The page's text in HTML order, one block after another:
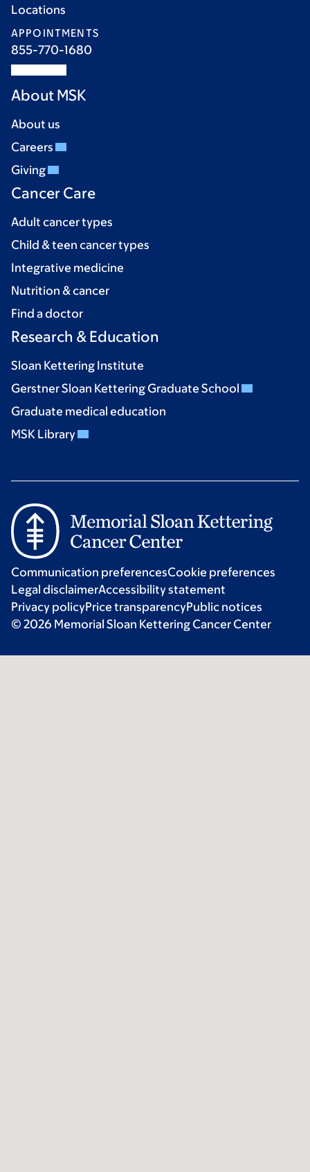
Locations
APPOINTMENTS
855-770-1680
About MSK
About us
Careers
Giving
Cancer Care
Adult cancer types
Child & teen cancer types
Integrative medicine
Nutrition & cancer
Find a doctor
Research & Education
Sloan Kettering Institute
Gerstner Sloan Kettering Graduate School
Graduate medical education
MSK Library
Communication preferencesCookie preferences
Legal disclaimerAccessibility statement
Privacy policyPrice transparencyPublic notices
© 2026 Memorial Sloan Kettering Cancer Center